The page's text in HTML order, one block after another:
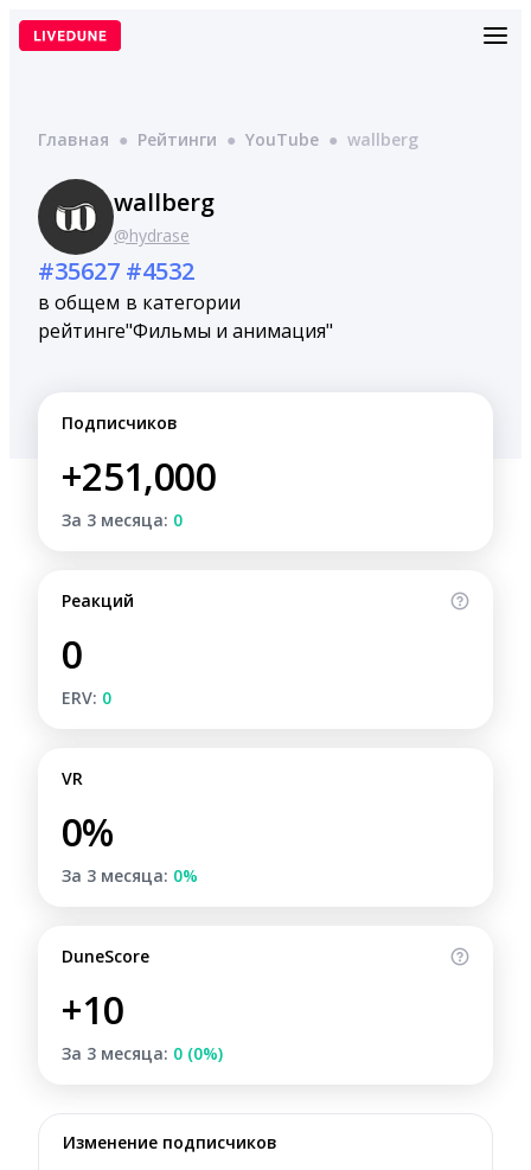
Перейти
Главная ● Рейтинги ● YouTube ● wallberg
wallberg
@hydrase
#35627
в общем
рейтинге
#4532
в категории
"Фильмы и анимация"
Подписчиков
+251,000
За 3 месяца: 0
Реакций
0
ERV: 0
VR
0%
За 3 месяца: 0%
DuneScore
+10
За 3 месяца: 0 (0%)
Изменение подписчиков